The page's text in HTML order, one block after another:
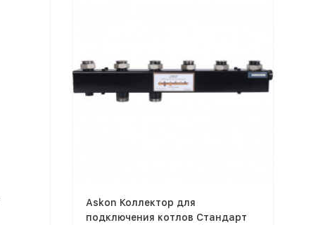
Askon Коллектор для
подключения котлов Стандарт